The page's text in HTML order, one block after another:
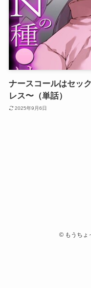
ナースコールはセッ
レス〜（単話）
2025年9月6日
©もうちょ